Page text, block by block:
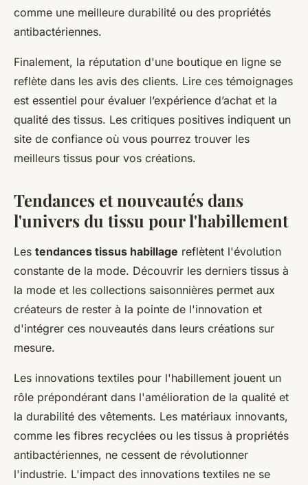
comme une meilleure durabilité ou des propriétés
antibactériennes.
Finalement, la réputation d'une boutique en ligne se
reflète dans les avis des clients. Lire ces témoignages
est essentiel pour évaluer l’expérience d’achat et la
qualité des tissus. Les critiques positives indiquent un
site de confiance où vous pourrez trouver les
meilleurs tissus pour vos créations.
Tendances et nouveautés dans
l'univers du tissu pour l'habillement
Les tendances tissus habillage reflètent l'évolution
constante de la mode. Découvrir les derniers tissus à
la mode et les collections saisonnières permet aux
créateurs de rester à la pointe de l'innovation et
d'intégrer ces nouveautés dans leurs créations sur
mesure.
Les innovations textiles pour l'habillement jouent un
rôle prépondérant dans l'amélioration de la qualité et
la durabilité des vêtements. Les matériaux innovants,
comme les fibres recyclées ou les tissus à propriétés
antibactériennes, ne cessent de révolutionner
l'industrie. L'impact des innovations textiles ne se